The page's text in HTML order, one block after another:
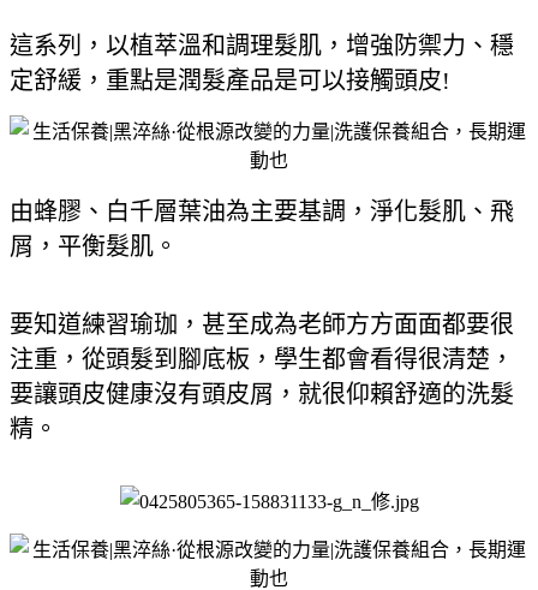
這系列，以植萃溫和調理髮肌，增強防禦力、穩
定舒緩，重點是潤髮產品是可以接觸頭皮!
由蜂膠、白千層葉油為主要基調，淨化髮肌、飛
屑，平衡髮肌。
要知道練習瑜珈，甚至成為老師方方面面都要很
注重，從頭髮到腳底板，學生都會看得很清楚，
要讓頭皮健康沒有頭皮屑，就很仰賴舒適的洗髮
精。